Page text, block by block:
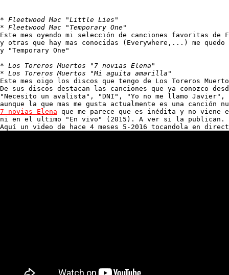
* Fleetwood Mac "Little Lies"
* Fleetwood Mac "Temporary One"
Este mes oyendo mi selección de canciones favoritas de
y otras que hay mas conocidas (Everywhere,...) me
y "Temporary One"
* Los Toreros Muertos "7 novias Elena"
* Los Toreros Muertos "Mi aguita amarilla"
Este mes oigo los discos que tengo de Los Toreros
De sus discos destacan las canciones que ya conozco
"Necesito un avalista", "DNI", "Yo no me llamo
7 novias Elena que me parece que es inédita y no viene
ni en el ultimo "En vivo" (2015). A ver si la publican.